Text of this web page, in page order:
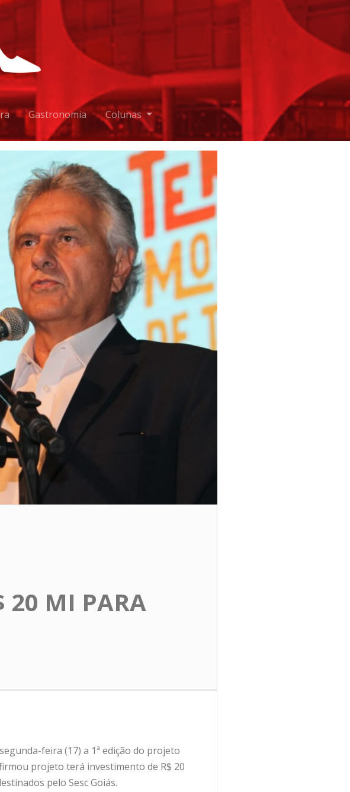
Gastronomia Colunas
20 MI PARA
feira (17) a 1ª edição do projeto
projeto terá investimento de R$ 20
pelo Sesc Goiás.